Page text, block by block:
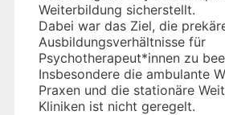
Weiterbildung sicherstellt.
Dabei war das Ziel, die
Ausbildungsverhältnisse für
Psychotherapeut*innen zu
Insbesondere die ambulante
Praxen und die stationäre
Kliniken ist nicht geregelt.